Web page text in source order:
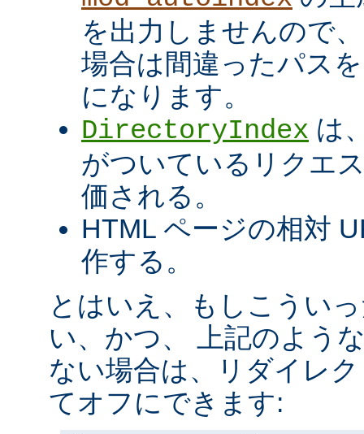
を出力しませんので
場合は間違ったパス
になります。
DirectoryIndex は
がついているリクエ
価される。
HTML ページの相対
作する。
とはいえ、もしこうい
い、かつ、 上記のよう
ない場合は、リダイレ
てオフにできます: